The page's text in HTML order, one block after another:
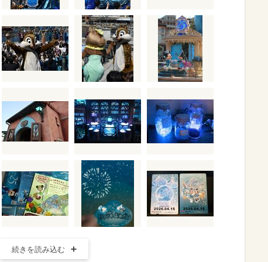
続きを読み込む